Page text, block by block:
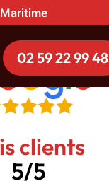
02 59 22 99 48
clients
5/5